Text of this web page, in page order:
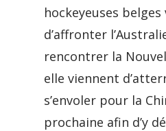
hockeyeuses
d’affronter
rencontrer la
elle viennent
s’envoler pour la
prochaine afin d’y